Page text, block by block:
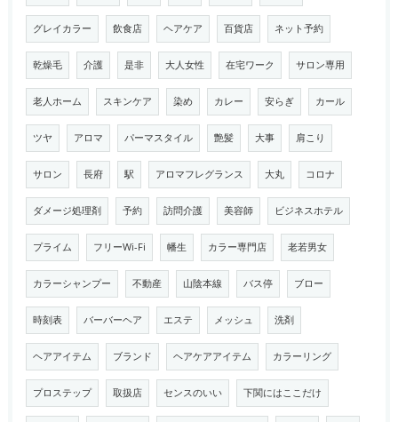
グレイカラー 飲食店 ヘアケア 百貨店 ネット予約
乾燥毛 介護 是非 大人女性 在宅ワーク サロン専用
老人ホーム スキンケア 染め カレー 安らぎ カール
ツヤ アロマ パーマスタイル 艶髪 大事 肩こり
サロン 長府 駅 アロマフレグランス 大丸 コロナ
ダメージ処理剤 予約 訪問介護 美容師 ビジネスホテル
プライム フリーWi-Fi 幡生 カラー専門店 老若男女
カラーシャンプー 不動産 山陰本線 バス停 ブロー
時刻表 バーバーヘア エステ メッシュ 洗剤
ヘアアイテム ブランド ヘアケアアイテム カラーリング
プロステップ 取扱店 センスのいい 下関にはここだけ